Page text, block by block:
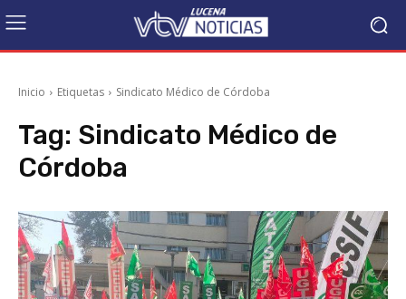
Inicio Etiquetas Sindicato Médico de Córdoba
Tag: Sindicato Médico de
Córdoba